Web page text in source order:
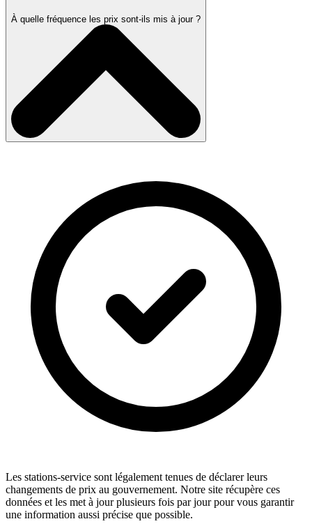
À quelle fréquence les prix sont-ils mis à jour ?
Les stations-service sont légalement tenues de déclarer leurs
changements de prix au gouvernement. Notre site récupère ces
données et les met à jour plusieurs fois par jour pour vous garantir
une information aussi précise que possible.